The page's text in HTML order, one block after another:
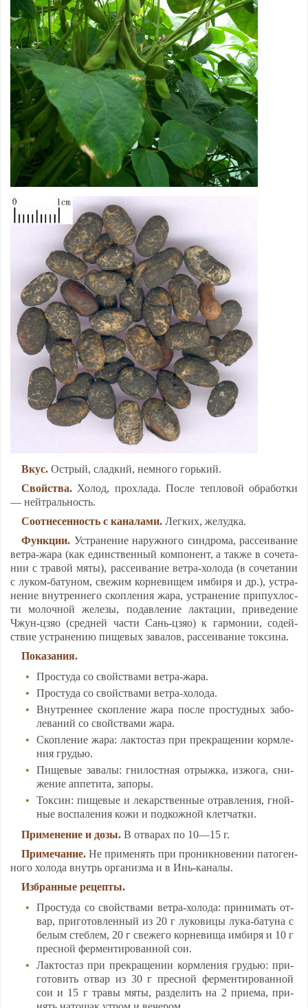
Вкус. Ост­рый, слад­кий, нем­но­го горь­кий.
Свой­ства. Хо­лод, прох­ла­да. Пос­ле теп­ло­вой об­ра­бот­ки
— ней­траль­ность.
Со­от­не­сен­ность с ка­на­ла­ми. Лег­ких, же­луд­ка.
Функ­ции. Уст­ра­не­ние на­руж­но­го синд­ро­ма, рас­се­ива­ние
вет­ра-жа­ра (как единс­твен­ный ком­по­нент, а так­же в со­че­та­
нии с тра­вой мя­ты), рас­се­ива­ние вет­ра-хо­ло­да (в со­че­та­нии
с лу­ком-ба­ту­ном, све­жим кор­не­ви­щем им­би­ря и др.), уст­ра­
не­ние внут­рен­не­го скоп­ле­ния жа­ра, уст­ра­не­ние при­пух­лос­
ти мо­лоч­ной же­ле­зы, по­дав­ле­ние лак­та­ции, при­ве­де­ние
Чжун-цзяо (сред­ней час­ти Сань-цзяо) к гар­мо­нии, со­дей­
ствие уст­ра­не­нию пи­ще­вых за­ва­лов, рас­се­ива­ние ток­си­на.
По­ка­за­ния.
Прос­ту­да со свой­ства­ми вет­ра-жа­ра.
Прос­ту­да со свой­ства­ми вет­ра-хо­ло­да.
Внут­рен­нее скоп­ле­ние жа­ра пос­ле прос­туд­ных за­бо­
ле­ва­ний со свой­ства­ми жа­ра.
Скоп­ле­ние жа­ра: лак­тос­таз при прек­ра­ще­нии корм­ле­
ния грудью.
Пи­ще­вые за­ва­лы: гни­лост­ная от­рыж­ка, из­жо­га, сни­
же­ние ап­пе­ти­та, за­по­ры.
Ток­син: пи­ще­вые и ле­карс­твен­ные от­рав­ле­ния, гной­
ные вос­па­ле­ния ко­жи и под­кож­ной клет­чат­ки.
При­ме­не­ние и до­зы. В от­ва­рах по 10—15 г.
При­ме­ча­ние. Не при­ме­нять при про­ник­но­ве­нии па­то­ген­
но­го хо­ло­да внутрь ор­га­низ­ма и в Инь-ка­на­лы.
Изб­ран­ные ре­цеп­ты.
Прос­ту­да со свой­ства­ми вет­ра-хо­ло­да: при­ни­мать от­
вар, при­го­тов­лен­ный из 20 г лу­ко­ви­цы лу­ка-ба­ту­на с
бе­лым стеб­лем, 20 г све­же­го кор­не­ви­ща им­би­ря и 10 г
прес­ной фер­мен­ти­ро­ван­ной сои.
Лак­тос­таз при прек­ра­ще­нии корм­ле­ния грудью: при­
го­то­вить от­вар из 30 г прес­ной фер­мен­ти­ро­ван­ной
сои и 15 г тра­вы мя­ты, раз­де­лить на 2 при­ема, при­